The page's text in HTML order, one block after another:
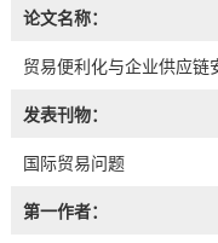
论文名称：
贸易便利化与企业供应
发表刊物：
国际贸易问题
第一作者：